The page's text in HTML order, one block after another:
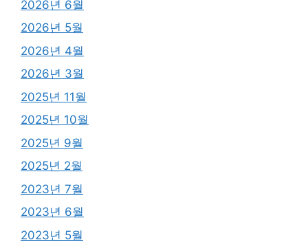
2026년 6월
2026년 5월
2026년 4월
2026년 3월
2025년 11월
2025년 10월
2025년 9월
2025년 2월
2023년 7월
2023년 6월
2023년 5월